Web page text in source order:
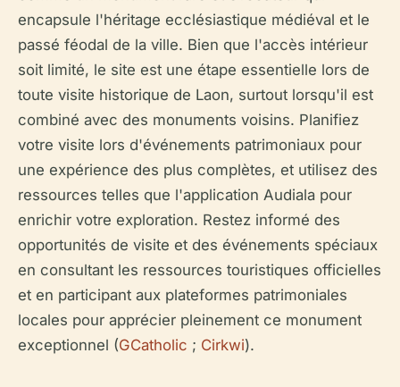
encapsule l'héritage ecclésiastique médiéval et le
passé féodal de la ville. Bien que l'accès intérieur
soit limité, le site est une étape essentielle lors de
toute visite historique de Laon, surtout lorsqu'il est
combiné avec des monuments voisins. Planifiez
votre visite lors d'événements patrimoniaux pour
une expérience des plus complètes, et utilisez des
ressources telles que l'application Audiala pour
enrichir votre exploration. Restez informé des
opportunités de visite et des événements spéciaux
en consultant les ressources touristiques officielles
et en participant aux plateformes patrimoniales
locales pour apprécier pleinement ce monument
exceptionnel (GCatholic ; Cirkwi).